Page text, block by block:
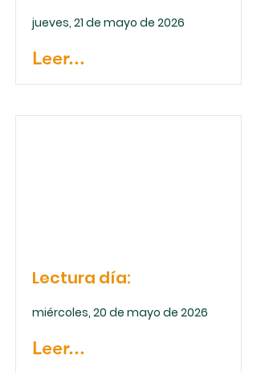
jueves, 21 de mayo de 2026
Leer...
Lectura día:
miércoles, 20 de mayo de 2026
Leer...